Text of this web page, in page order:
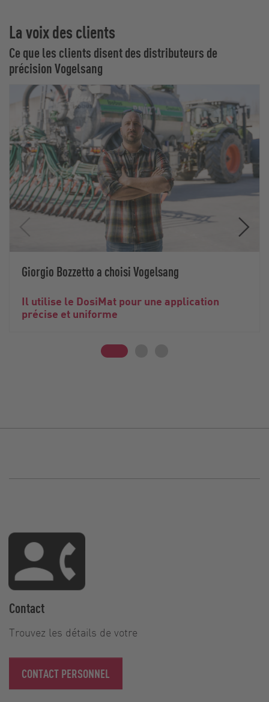
La voix des clients
Ce que les clients disent des distributeurs de
précision Vogelsang
Giorgio Bozzetto a choisi Vogelsang
Il utilise le DosiMat pour une application
précise et uniforme
Contact
Trouvez les détails de votre
CONTACT PERSONNEL